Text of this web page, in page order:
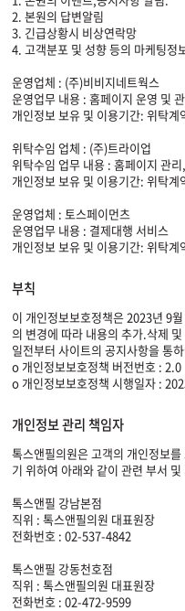
2. 본원의 답변알림
3. 긴급상황시 비상연락망
4. 고객분포 및 성향 등의 마케팅정
운영업체 : (주)비비지네트웍스
운영업무 내용 : 홈페이지 운영 및
개인정보 보유 및 이용기간: 위탁계
위탁수임 업체 : (주)트라이업
위탁수임 업무 내용 : 홈페이지 관
개인정보 보유 및 이용기간: 위탁계
운영업체 : 토스페이먼츠
운영업무 내용 : 결제대행 서비스
개인정보 보유 및 이용기간: 위탁계
부칙
이 개인정보보호정책은 2023년 9
의 변경에 따라 내용의 추가.삭제
일전부터 사이트의 공지사항을 통
o 개인정보보호정책 버전번호 : 2.0
o 개인정보보호정책 시행일자 :
개인정보 관리 책임자
톡스앤필의원은 고객의 개인정보
기 위하여 아래와 같이 관련 부서
톡스앤필 강남본점
직위 : 톡스앤필의원 대표원장
전화번호 : 02-537-4842
톡스앤필 강동천호점
직위 : 톡스앤필의원 대표원장
전화번호 : 02-472-9599